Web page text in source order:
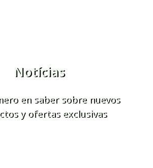
Notícias
en saber sobre nuevos
y ofertas exclusivas